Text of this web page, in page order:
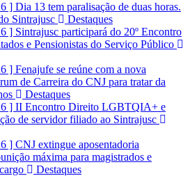
] Dia 13 tem paralisação de duas horas.
Sintrajusc
Destaques
] Sintrajusc participará do 20º Encontro
e Pensionistas do Serviço Público
] Fenajufe se reúne com a nova
de Carreira do CNJ para tratar da
Destaques
] II Encontro Direito LGBTQIA+ e
de servidor filiado ao Sintrajusc
] CNJ extingue aposentadoria
máxima para magistrados e
Destaques